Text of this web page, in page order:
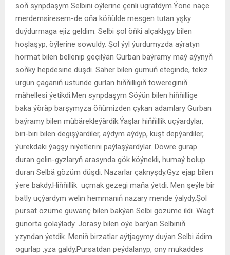
soň synpdaşym Selbini öýlerine çenli ugratdym.Ýöne näçe
merdemsiresem-de oňa köňülde mesgen tutan yşky
duýdurmaga ejiz geldim. Selbi şol öňki alçaklygy bilen
hoşlaşyp, öýlerine sowuldy. Şol ýyl ýurdumyzda aýratyn
hormat bilen bellenip geçilýän Gurban baýramy maý aýynyň
soňky hepdesine düşdi. Säher bilen gumuň eteginde, tekiz
ürgün çägäniň üstünde gurlan hiňňilligiň töwereginiň
mähellesi ýetikdi.Men synpdaşym Söýün bilen hiňňillige
baka ýöräp barşymyza öňümizden çykan adamlary Gurban
baýramy bilen mübärekleýärdik.Ýaşlar hiňňillik uçýardylar,
biri-biri bilen degişýärdiler, aýdym aýdyp, küşt depýärdiler,
ýürekdäki ýagşy niýetlerini paýlaşýardylar. Döwre gurap
duran gelin-gyzlaryň arasynda gök köýnekli, humaý bolup
duran Selbä gözüm düşdi. Nazarlar çaknyşdy.Gyz ejap bilen
ýere bakdy.Hiňňillik uçmak gezegi maňa ýetdi. Men şeýle bir
batly uçýardym welin hemmäniň nazary mende ýalydy.Şol
pursat özüme guwanç bilen bakýan Selbi gözüme ildi. Wagt
günorta golaýlady. Jorasy bilen öýe barýan Selbiniň
yzyndan ýetdik. Meniň birzatlar aýtjagymy duýan Selbi ädim
ogurlap ,yza galdy.Pursatdan peýdalanyp, ony mukaddes